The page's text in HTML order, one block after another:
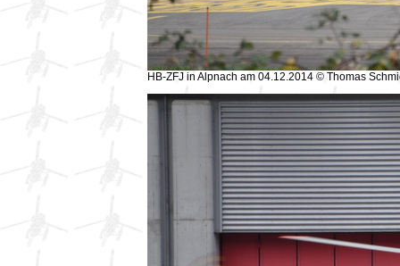
HB-ZFJ in Alpnach am 04.12.2014 © Thomas